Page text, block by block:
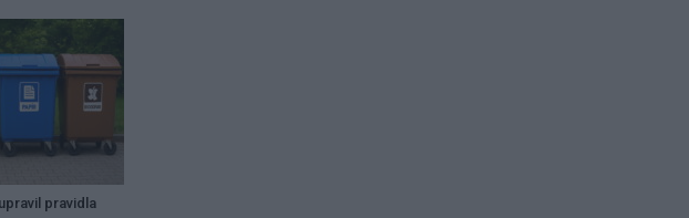
pravidla